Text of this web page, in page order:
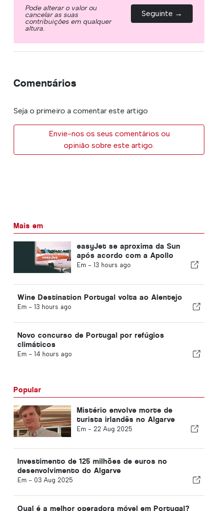
Pode alterar o valor ou
cancelar as suas
contribuições em qualquer
altura.
Seguinte →
Comentários
Seja o primeiro a comentar este artigo
Envie-nos os seus comentários ou
opinião sobre este artigo.
Mais em
easyJet se aproxima da Sun
após acordo com a Apollo
Em - 13 hours ago
Wine Destination Portugal volta ao Alentejo
Em - 13 hours ago
Novo concurso de Portugal por refúgios
climáticos
Em - 14 hours ago
Popular
Mistério envolve morte de
turista irlandês no Algarve
Em - 22 Aug 2025
Investimento de 125 milhões de euros no
desenvolvimento do Algarve
Em - 03 Aug 2025
Qual é a melhor operadora móvel em Portugal?